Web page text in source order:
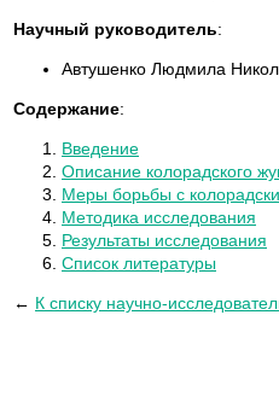
Научный руководитель:
Автушенко Людмила
Содержание:
Введение
Описание колорадского
Меры борьбы с
Методика исследования
Результаты исследования
Список литературы
← К списку научно-